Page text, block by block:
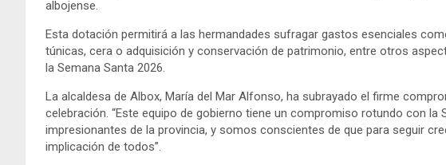
albojense.
Esta dotación permitirá a las hermandades sufragar gastos esenciales
túnicas, cera o adquisición y conservación de patrimonio, entre otros
la Semana Santa 2026.
La alcaldesa de Albox, María del Mar Alfonso, ha subrayado el firme
celebración. “Este equipo de gobierno tiene un compromiso rotundo con la
impresionantes de la provincia, y somos conscientes de que para seguir
implicación de todos”.